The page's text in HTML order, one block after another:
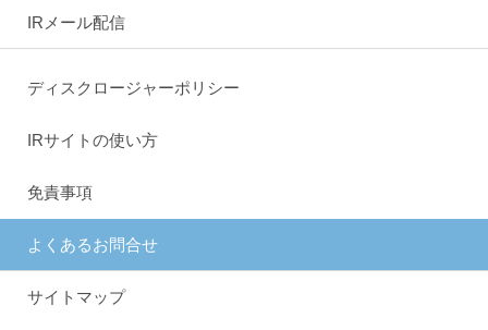
IRメール配信
ディスクロージャーポリシー
IRサイトの使い方
免責事項
よくあるお問合せ
サイトマップ